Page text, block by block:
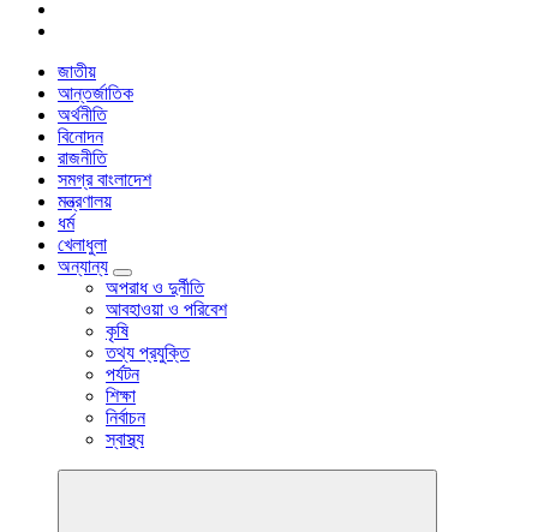
জাতীয়
আন্তর্জাতিক
অর্থনীতি
বিনোদন
রাজনীতি
সমগ্র বাংলাদেশ
মন্ত্রণালয়
ধর্ম
খেলাধুলা
অন্যান্য
অপরাধ ও দুর্নীতি
আবহাওয়া ও পরিবেশ
কৃষি
তথ্য প্রযুক্তি
পর্যটন
শিক্ষা
নির্বাচন
স্বাস্থ্য